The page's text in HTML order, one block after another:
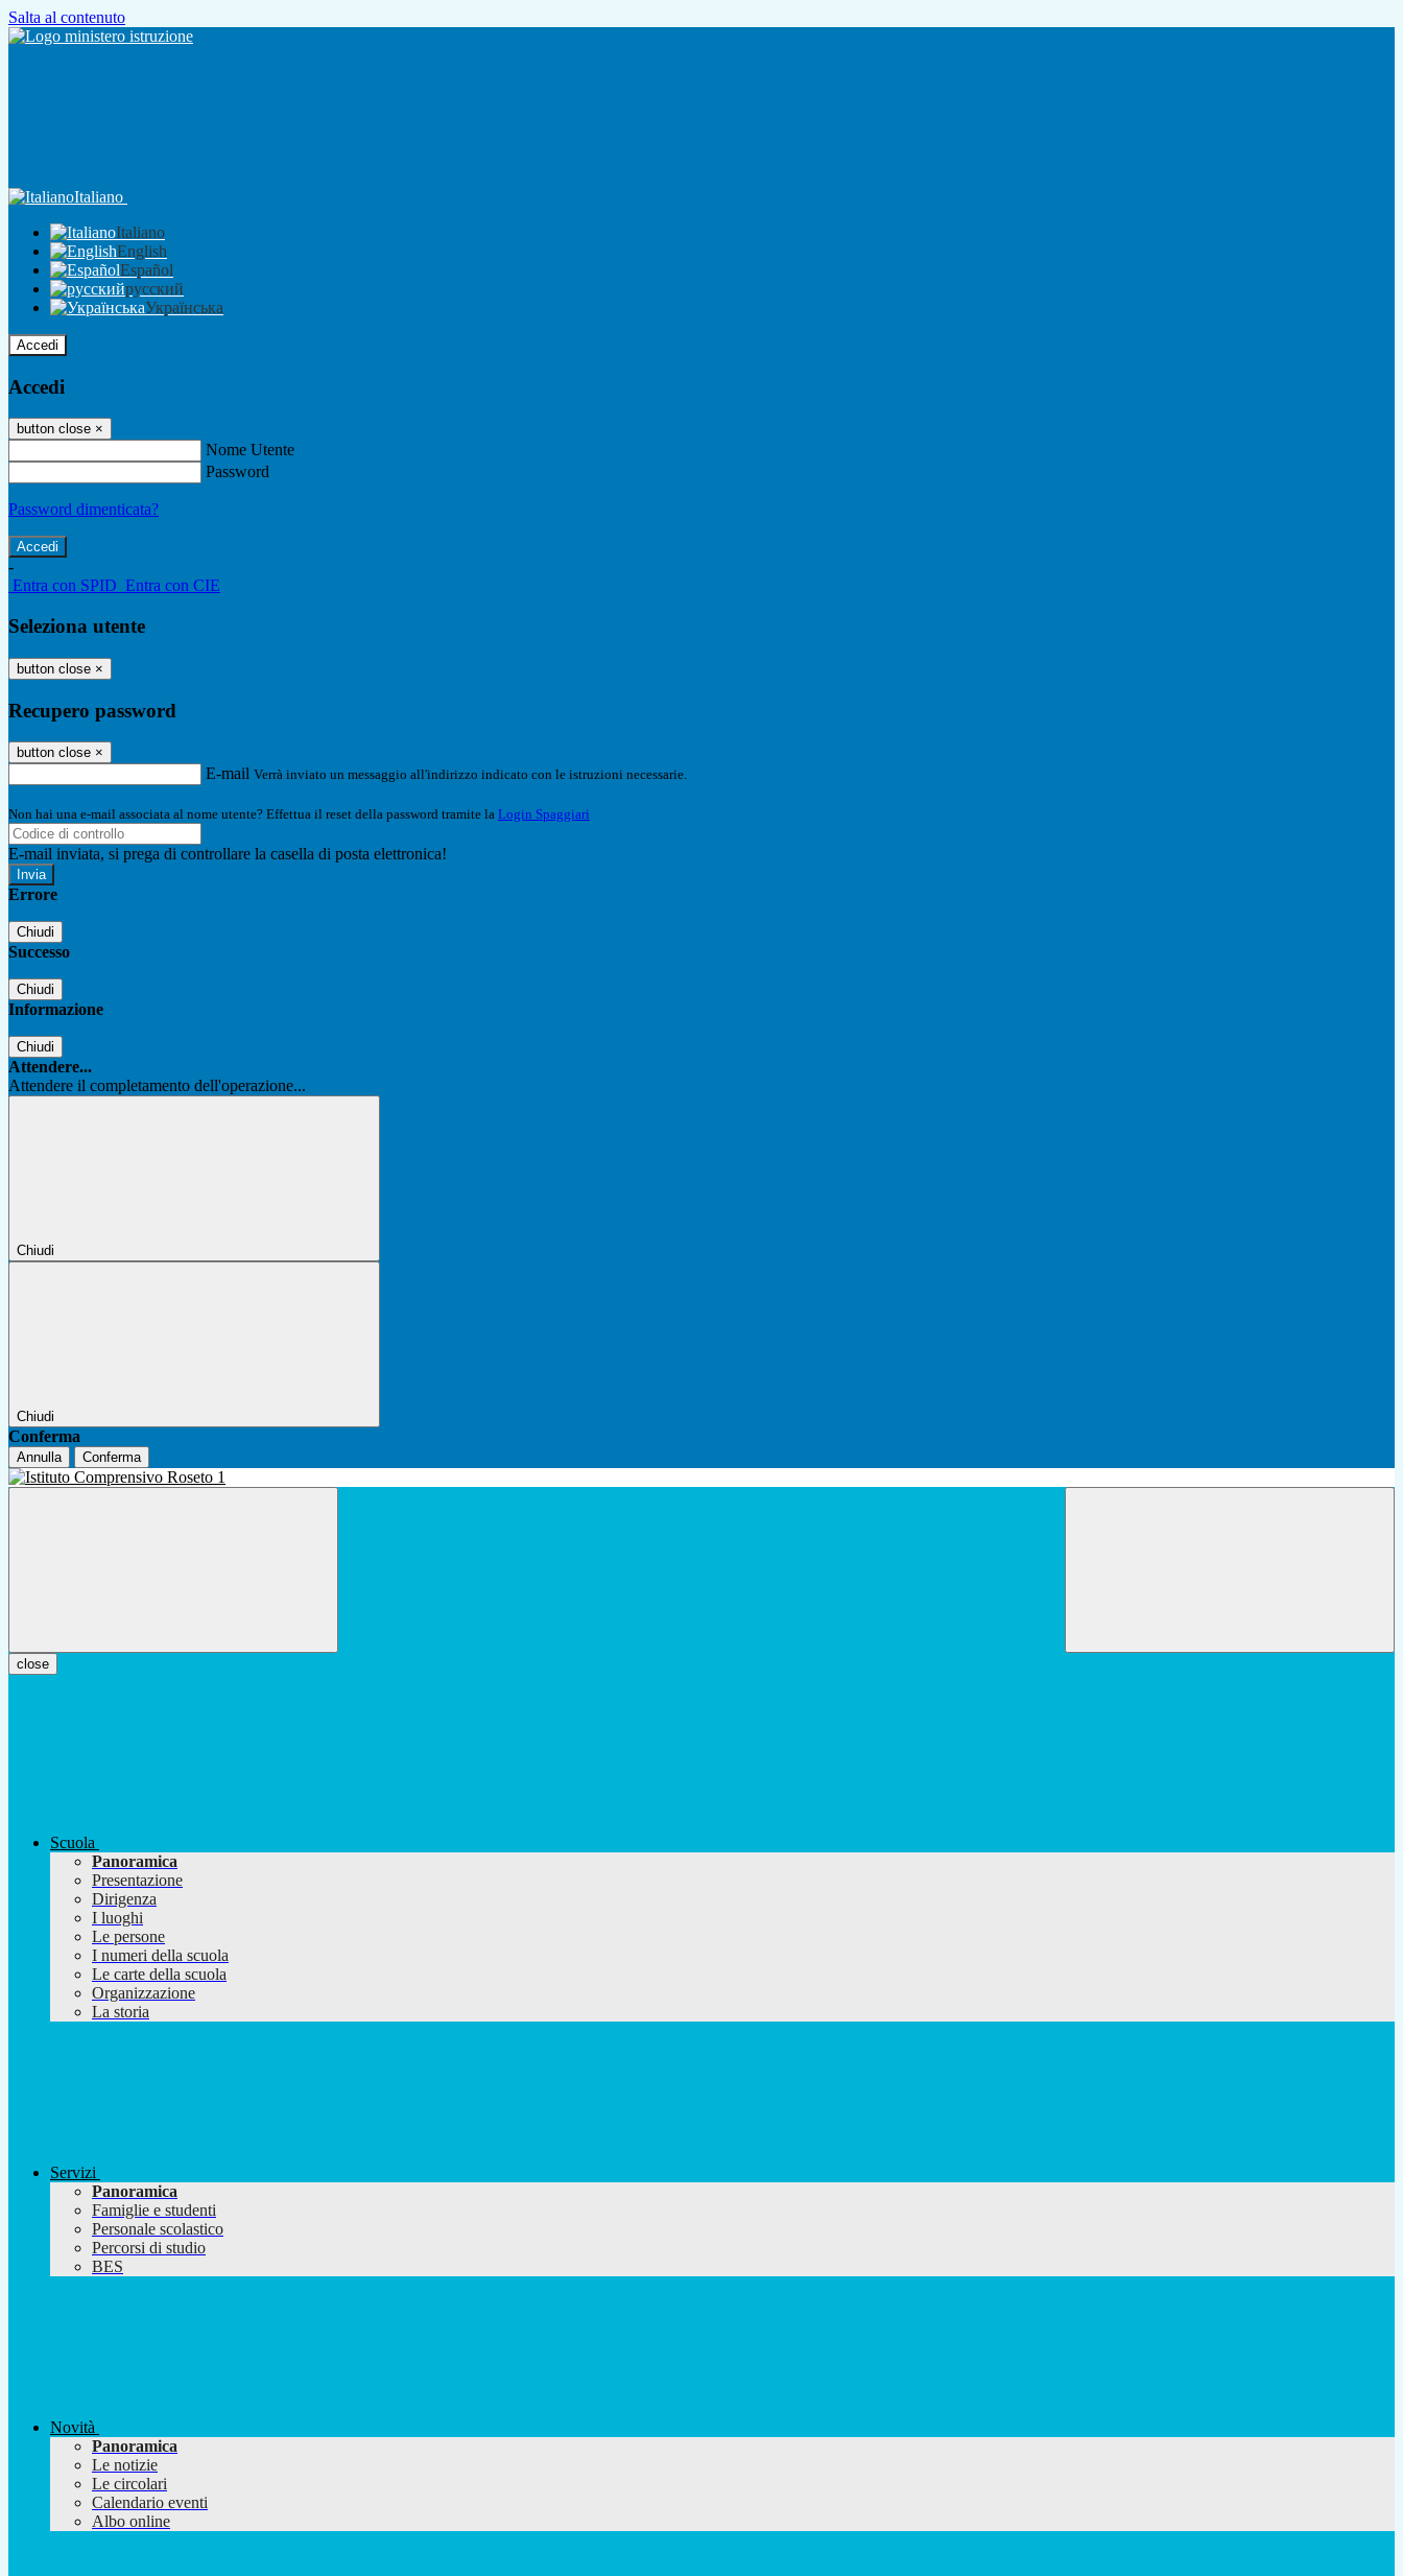
Salta al contenuto
Italiano
Italiano
English
Español
русский
Українська
Accedi
Accedi
button close ×
Nome Utente
Password
Password dimenticata?
-
Entra con SPID Entra con CIE
Seleziona utente
button close ×
Recupero password
button close ×
E-mail Verrà inviato un messaggio all'indirizzo indicato con le istruzioni necessarie.
Non hai una e-mail associata al nome utente? Effettua il reset della password tramite la Login Spaggiari
E-mail inviata, si prega di controllare la casella di posta elettronica!
Errore
Chiudi
Successo
Chiudi
Informazione
Chiudi
Attendere...
Attendere il completamento dell'operazione...
Chiudi
Chiudi
Conferma
Annulla Conferma
close
Scuola
Panoramica
Presentazione
Dirigenza
I luoghi
Le persone
I numeri della scuola
Le carte della scuola
Organizzazione
La storia
Servizi
Panoramica
Famiglie e studenti
Personale scolastico
Percorsi di studio
BES
Novità
Panoramica
Le notizie
Le circolari
Calendario eventi
Albo online